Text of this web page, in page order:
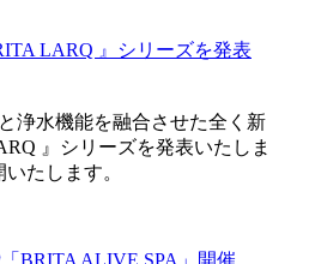
LARQ 』シリーズを発表
浄水機能を融合させた全く新
』シリーズを発表いたしま
たします。